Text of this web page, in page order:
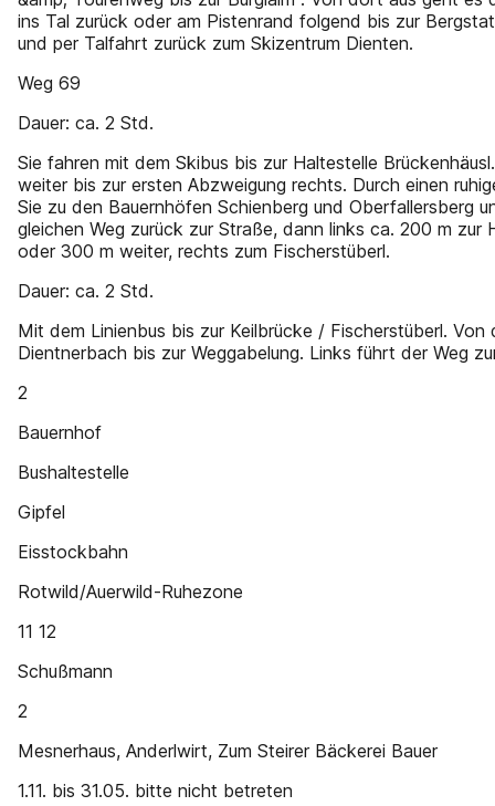
ins Tal zurück oder am Pistenrand folgend bis zur
und per Talfahrt zurück zum Skizentrum Dienten.
Weg 69
Dauer: ca. 2 Std.
Sie fahren mit dem Skibus bis zur Haltestelle
weiter bis zur ersten Abzweigung rechts. Durch einen
Sie zu den Bauernhöfen Schienberg und Oberfallersberg
gleichen Weg zurück zur Straße, dann links ca. 200 m zur
oder 300 m weiter, rechts zum Fischerstüberl.
Dauer: ca. 2 Std.
Mit dem Linienbus bis zur Keilbrücke / Fischerstüberl. Von
Dientnerbach bis zur Weggabelung. Links führt der Weg
2
Bauernhof
Bushaltestelle
Gipfel
Eisstockbahn
Rotwild/Auerwild-Ruhezone
11 12
Schußmann
2
Mesnerhaus, Anderlwirt, Zum Steirer Bäckerei Bauer
1.11. bis 31.05. bitte nicht betreten